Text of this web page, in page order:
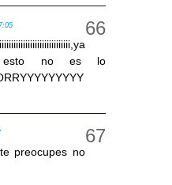
esto no es lo
preocupes no